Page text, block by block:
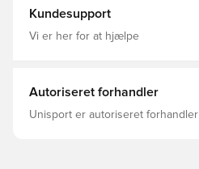
Kundesupport
Vi er her for at hjælpe
Autoriseret forhandler
Unisport er autoriseret